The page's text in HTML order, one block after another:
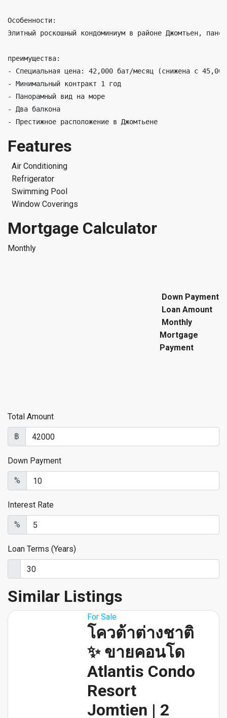
Особенности:
Элитный роскошный кондоминиум в районе Джомтьен,
преимущества:
- Специальная цена: 42,000 бат/месяц (снижена с
- Минимальный контракт 1 год
- Панорамный вид на море
- Два балкона
- Престижное расположение в Джомтьене
Features
Air Conditioning
Refrigerator
Swimming Pool
Window Coverings
Mortgage Calculator
Monthly
Down Payment
Loan Amount
Monthly
Mortgage
Payment
Total Amount
฿
Down Payment
%
Interest Rate
%
Loan Terms (Years)
Similar Listings
For Sale
โควต้าต่างชาติ
✨ ขายคอนโด
Atlantis Condo
Resort
Jomtien | 2